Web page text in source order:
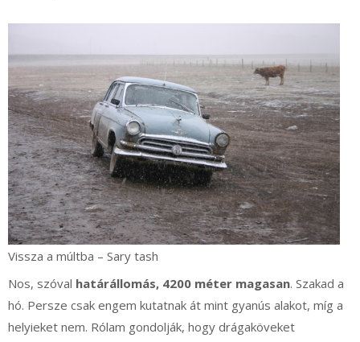
Vissza a múltba – Sary tash
Nos, szóval határállomás, 4200 méter magasan. Szakad a
hó. Persze csak engem kutatnak át mint gyanús alakot, míg a
helyieket nem. Rólam gondolják, hogy drágaköveket